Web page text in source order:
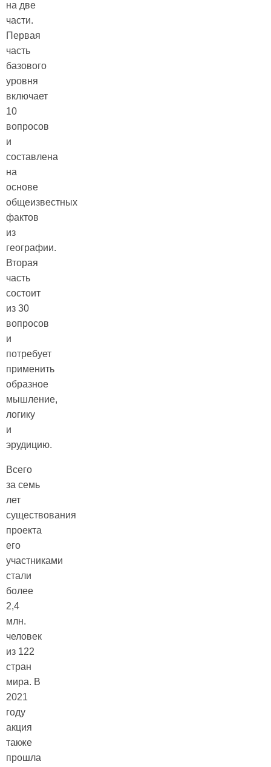
на две
части.
Первая
часть
базового
уровня
включает
10
вопросов
и
составлена
на
основе
общеизвестных
фактов
из
географии.
Вторая
часть
состоит
из 30
вопросов
и
потребует
применить
образное
мышление,
логику
и
эрудицию.
Всего
за семь
лет
существования
проекта
его
участниками
стали
более
2,4
млн.
человек
из 122
стран
мира. В
2021
году
акция
также
прошла